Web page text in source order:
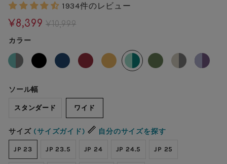
1934件のレビュー
¥8,399 ¥10,999
サイズ (サイズガイド) 自分のサイズを探す
JP 23 JP 23.5 JP 24 JP 24.5 JP 25
ソール幅
スタンダード ワイド
カラー